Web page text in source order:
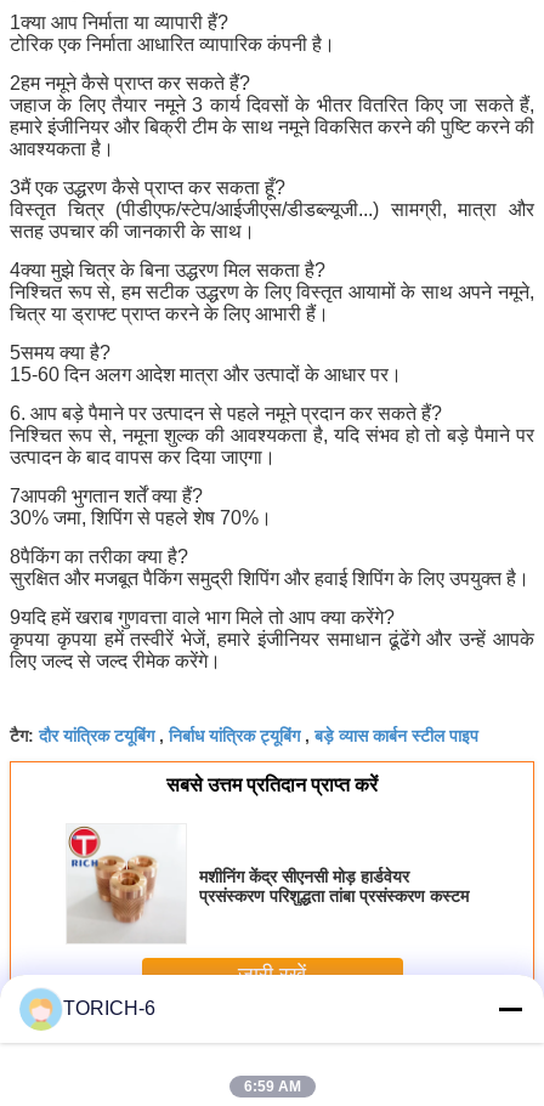
1क्या आप निर्माता या व्यापारी हैं?
टोरिक एक निर्माता आधारित व्यापारिक कंपनी है।
2हम नमूने कैसे प्राप्त कर सकते हैं?
जहाज के लिए तैयार नमूने 3 कार्य दिवसों के भीतर वितरित किए जा सकते हैं,
हमारे इंजीनियर और बिक्री टीम के साथ नमूने विकसित करने की पुष्टि करने की
आवश्यकता है।
3मैं एक उद्धरण कैसे प्राप्त कर सकता हूँ?
विस्तृत चित्र (पीडीएफ/स्टेप/आईजीएस/डीडब्ल्यूजी...) सामग्री, मात्रा और
सतह उपचार की जानकारी के साथ।
4क्या मुझे चित्र के बिना उद्धरण मिल सकता है?
निश्चित रूप से, हम सटीक उद्धरण के लिए विस्तृत आयामों के साथ अपने नमूने,
चित्र या ड्राफ्ट प्राप्त करने के लिए आभारी हैं।
5समय क्या है?
15-60 दिन अलग आदेश मात्रा और उत्पादों के आधार पर।
6. आप बड़े पैमाने पर उत्पादन से पहले नमूने प्रदान कर सकते हैं?
निश्चित रूप से, नमूना शुल्क की आवश्यकता है, यदि संभव हो तो बड़े पैमाने पर
उत्पादन के बाद वापस कर दिया जाएगा।
7आपकी भुगतान शर्तें क्या हैं?
30% जमा, शिपिंग से पहले शेष 70%।
8पैकिंग का तरीका क्या है?
सुरक्षित और मजबूत पैकिंग समुद्री शिपिंग और हवाई शिपिंग के लिए उपयुक्त है।
9यदि हमें खराब गुणवत्ता वाले भाग मिले तो आप क्या करेंगे?
कृपया कृपया हमें तस्वीरें भेजें, हमारे इंजीनियर समाधान ढूंढेंगे और उन्हें आपके
लिए जल्द से जल्द रीमेक करेंगे।
टैग:दौर यांत्रिक टयूबिंग,निर्बाध यांत्रिक ट्यूबिंग,बड़े व्यास कार्बन स्टील पाइप
सबसे उत्तम प्रतिदान प्राप्त करें
मशीनिंग केंद्र सीएनसी मोड़ हार्डवेयर
प्रसंस्करण परिशुद्धता तांबा प्रसंस्करण कस्टम
जारी रखें
अधिकसीएनसी पीतल के पुर्जे
TORICH-6
6:59 AM